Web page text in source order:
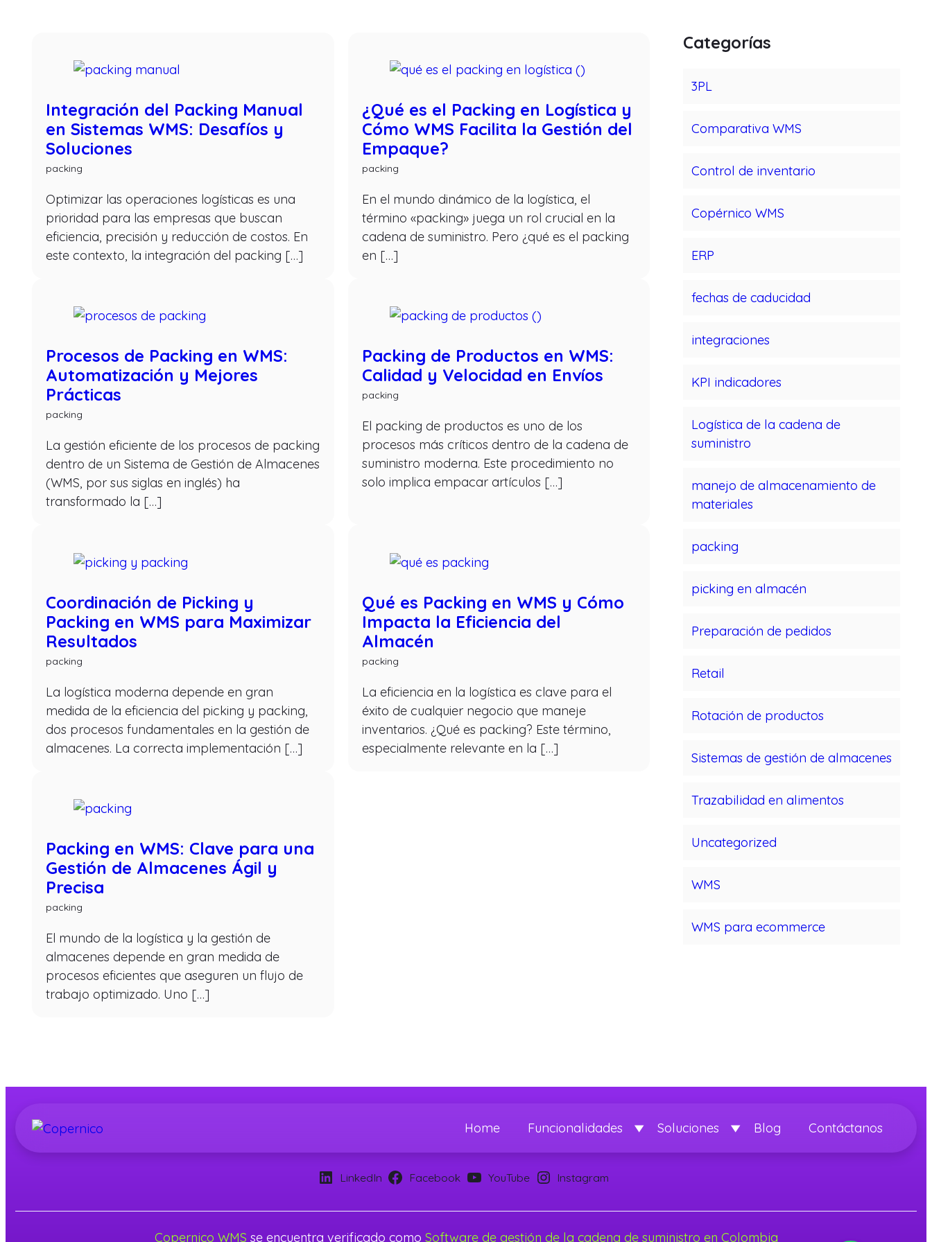
Integración del Packing Manual
en Sistemas WMS: Desafíos y
Soluciones
packing
Optimizar las operaciones logísticas es una
prioridad para las empresas que buscan
eficiencia, precisión y reducción de costos. En
este contexto, la integración del packing […]
¿Qué es el Packing en Logística y
Cómo WMS Facilita la Gestión del
Empaque?
packing
En el mundo dinámico de la logística, el
término «packing» juega un rol crucial en la
cadena de suministro. Pero ¿qué es el packing
en […]
Procesos de Packing en WMS:
Automatización y Mejores
Prácticas
packing
La gestión eficiente de los procesos de packing
dentro de un Sistema de Gestión de Almacenes
(WMS, por sus siglas en inglés) ha
transformado la […]
Packing de Productos en WMS:
Calidad y Velocidad en Envíos
packing
El packing de productos es uno de los
procesos más críticos dentro de la cadena de
suministro moderna. Este procedimiento no
solo implica empacar artículos […]
Coordinación de Picking y
Packing en WMS para Maximizar
Resultados
packing
La logística moderna depende en gran
medida de la eficiencia del picking y packing,
dos procesos fundamentales en la gestión de
almacenes. La correcta implementación […]
Qué es Packing en WMS y Cómo
Impacta la Eficiencia del
Almacén
packing
La eficiencia en la logística es clave para el
éxito de cualquier negocio que maneje
inventarios. ¿Qué es packing? Este término,
especialmente relevante en la […]
Packing en WMS: Clave para una
Gestión de Almacenes Ágil y
Precisa
packing
El mundo de la logística y la gestión de
almacenes depende en gran medida de
procesos eficientes que aseguren un flujo de
trabajo optimizado. Uno […]
Categorías
3PL
Comparativa WMS
Control de inventario
Copérnico WMS
ERP
fechas de caducidad
integraciones
KPI indicadores
Logística de la cadena de
suministro
manejo de almacenamiento de
materiales
packing
picking en almacén
Preparación de pedidos
Retail
Rotación de productos
Sistemas de gestión de almacenes
Trazabilidad en alimentos
Uncategorized
WMS
WMS para ecommerce
Home Funcionalidades Soluciones Blog Contáctanos
LinkedIn Facebook YouTube Instagram
Copernico WMS se encuentra verificado como Software de gestión de la cadena de suministro en Colombia